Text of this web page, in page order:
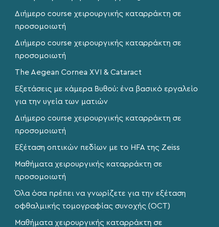
Διήμερο course χειρουργικής καταρράκτη σε
προσομοιωτή
Διήμερο course χειρουργικής καταρράκτη σε
προσομοιωτή
The Aegean Cornea XVI & Cataract
Εξετάσεις με κάμερα Βυθού: ένα βασικό εργαλείο
για την υγεία των ματιών
Διήμερο course χειρουργικής καταρράκτη σε
προσομοιωτή
Εξέταση οπτικών πεδίων με το HFA της Zeiss
Μαθήματα χειρουργικής καταρράκτη σε
προσομοιωτή
Όλα όσα πρέπει να γνωρίζετε για την εξέταση
οφθαλμικής τομογραφίας συνοχής (OCT)
Μαθήματα χειρουργικής καταρράκτη σε